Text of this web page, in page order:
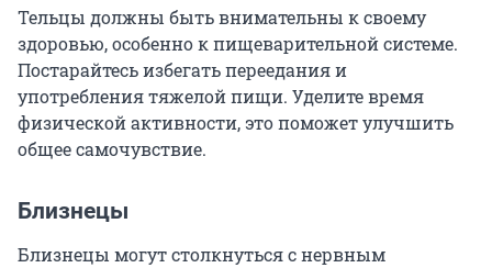
Тельцы должны быть внимательны к своему
здоровью, особенно к пищеварительной системе.
Постарайтесь избегать переедания и
употребления тяжелой пищи. Уделите время
физической активности, это поможет улучшить
общее самочувствие.
Близнецы
Близнецы могут столкнуться с нервным